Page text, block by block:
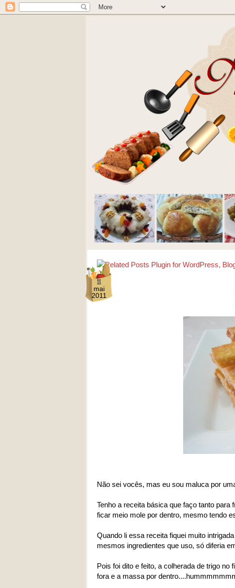
11
mai
2011
Não sei vocês, mas eu sou maluca por
Tenho a receita básica que faço tanto
ficar meio mole por dentro, mesmo tendo
Quando li essa receita fiquei muito
mesmos ingredientes que uso, só diferia
Pois foi dito e feito, a colherada de trigo no
fora e a massa por